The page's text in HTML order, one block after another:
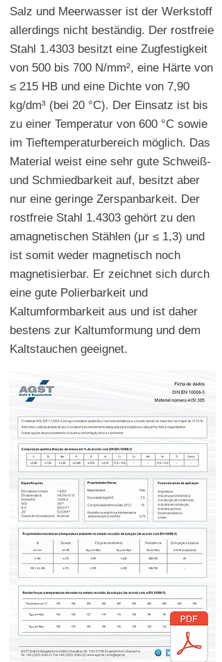
Salz und Meerwasser ist der Werkstoff
allerdings nicht beständig. Der rostfreie
Stahl 1.4303 besitzt eine Zugfestigkeit
von 500 bis 700 N/mm², eine Härte von
≤ 215 HB und eine Dichte von 7,90
kg/dm³ (bei 20 °C). Der Einsatz ist bis
zu einer Temperatur von 600 °C sowie
im Tieftemperaturbereich möglich. Das
Material weist eine sehr gute Schweiß-
und Schmiedbarkeit auf, besitzt aber
nur eine geringe Zerspanbarkeit. Der
rostfreie Stahl 1.4303 gehört zu den
amagnetischen Stählen (μr ≤ 1,3) und
ist somit weder magnetisch noch
magnetisierbar. Er zeichnet sich durch
eine gute Polierbarkeit und
Kaltumformbarkeit aus und ist daher
bestens zur Kaltumformung und dem
Kaltstauchen geeignet.